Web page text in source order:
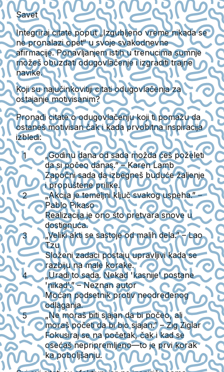
Savet
Integriraj citate poput „Izgubljeno vreme nikada se
ne pronalazi opet“ u svoje svakodnevne
afirmacije. Ponavljanjem istih u trenucima sumnje
možeš obuzdati odugovlačenje i izgraditi trajne
navike.
Koji su najučinkovitiji citati odugovlačenja za
ostajanje motivisanim?
Pronađi citate o odugovlačenju koji ti pomažu da
ostaneš motivisan čak i kada prvobitna inspiracija
izbledi:
„Godinu dana od sada možda ćeš poželeti
da si počeo danas.” – Karen Lamb
Započni sada da izbegneš buduće žaljenje
i propuštene prilike.
„Akcija je temeljni ključ svakog uspeha.” –
Pablo Pikaso
Realizacija je ono što pretvara snove u
dostignuća.
„Veliki akti se sastoje od malih dela.” – Lao
Tzu
Složeni zadaci postaju upravljivi kada se
razbiju na male korake.
„Uradi to sada. Nekad 'kasnije' postane
'nikad'.” – Neznan autor
Moćan podsetnik protiv neodređenog
odlaganja.
„Ne moraš biti sjajan da bi počeo, ali
moraš početi da bi bio sjajan.” – Zig Ziglar
Fokusiraj se na početak, čak i kad se
osećaš nepripremljeno—to je prvi korak
ka poboljšanju.